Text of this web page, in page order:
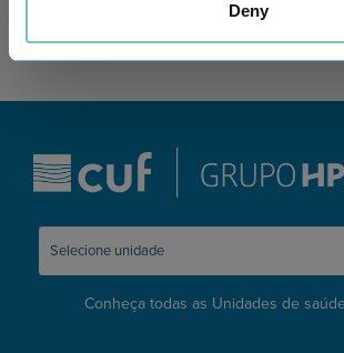
Deny
Conheça todas as Unidades de